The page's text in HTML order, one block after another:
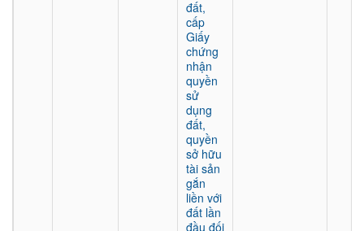
đất,
cấp
Giấy
chứng
nhận
quyền
sử
dụng
đất,
quyền
sở hữu
tài sản
gắn
liền với
đất lần
đầu đối